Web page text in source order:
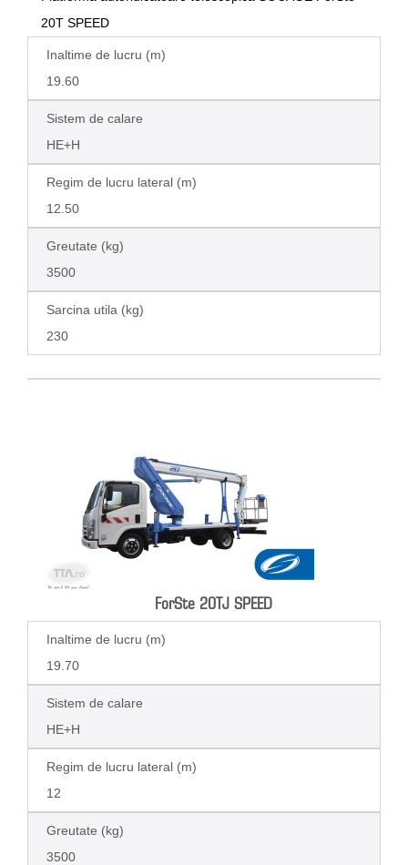
20T SPEED
Inaltime de lucru (m)
19.60
Sistem de calare
HE+H
Regim de lucru lateral (m)
12.50
Greutate (kg)
3500
Sarcina utila (kg)
230
ForSte 20TJ SPEED
Inaltime de lucru (m)
19.70
Sistem de calare
HE+H
Regim de lucru lateral (m)
12
Greutate (kg)
3500